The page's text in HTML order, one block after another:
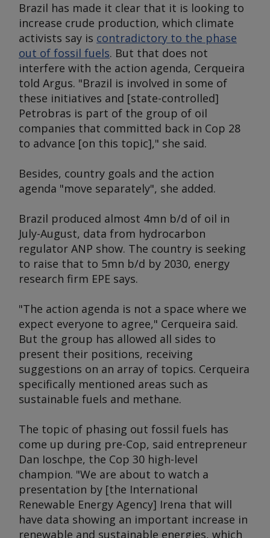
Brazil has made it clear that it is looking to
increase crude production, which climate
activists say is contradictory to the phase
out of fossil fuels. But that does not
interfere with the action agenda, Cerqueira
told Argus. "Brazil is involved in some of
these initiatives and [state-controlled]
Petrobras is part of the group of oil
companies that committed back in Cop 28
to advance [on this topic]," she said.
Besides, country goals and the action
agenda "move separately", she added.
Brazil produced almost 4mn b/d of oil in
July-August, data from hydrocarbon
regulator ANP show. The country is seeking
to raise that to 5mn b/d by 2030, energy
research firm EPE says.
"The action agenda is not a space where we
expect everyone to agree," Cerqueira said.
But the group has allowed all sides to
present their positions, receiving
suggestions on an array of topics. Cerqueira
specifically mentioned areas such as
sustainable fuels and methane.
The topic of phasing out fossil fuels has
come up during pre-Cop, said entrepreneur
Dan Ioschpe, the Cop 30 high-level
champion. "We are about to watch a
presentation by [the International
Renewable Energy Agency] Irena that will
have data showing an important increase in
renewable and sustainable energies, which